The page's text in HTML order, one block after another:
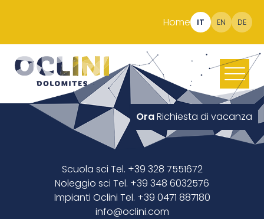
Home IT EN DE
OraRichiesta di vacanza
Scuola sci Tel. +39 328 7551672
Noleggio sci Tel. +39 348 6032576
Impianti Oclini Tel. +39 0471 887180
info@oclini.com